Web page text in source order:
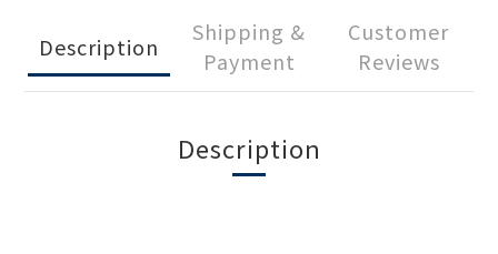
Description
Shipping &
Payment
Customer
Reviews
Description